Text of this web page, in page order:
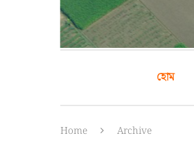
হোম
Home Archive